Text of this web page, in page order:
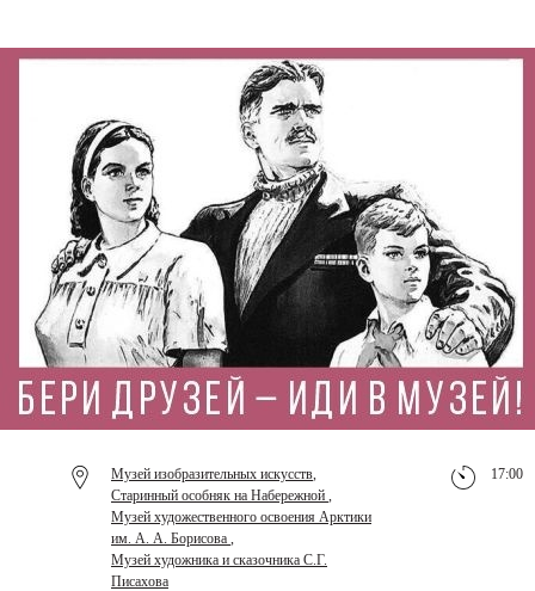
Музей изобразительных искусств,
Старинный особняк на Набережной ,
Музей художественного освоения Арктики
им. А. А. Борисова ,
Музей художника и сказочника С.Г.
Писахова
17:00